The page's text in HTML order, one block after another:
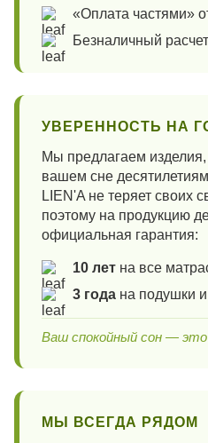
«Оплата частями»
Безналичный
УВЕРЕННОСТЬ НА
Мы предлагаем изделия,
вашем сне
LIEN'A не теряет своих
поэтому на продукцию
официальная гарантия:
10 лет на все
3 года на подушки
Ваш спокойный сон —
МЫ ВСЕГДА РЯДОМ